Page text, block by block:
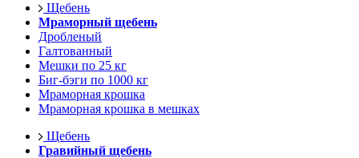
Щебень
Мраморный щебень
Дробленый
Галтованный
Мешки по 25 кг
Биг-бэги по 1000 кг
Мраморная крошка
Мраморная крошка в мешках
Щебень
Гравийный щебень